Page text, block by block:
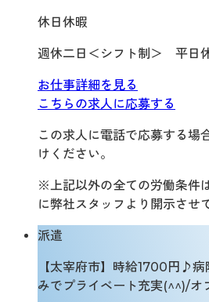
休日休暇
週休二日＜シフト制＞ 平日
お仕事詳細を見る
こちらの求人に応募する
この求人に電話で応募する場
けください。
※上記以外の全ての労働条件
に弊社スタッフより開示させ
派遣
【太宰府市】時給1700円♪
みでプライベート充実(^^)/